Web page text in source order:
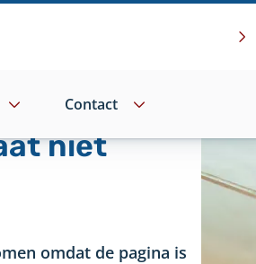
Contact
niet
omdat de pagina is